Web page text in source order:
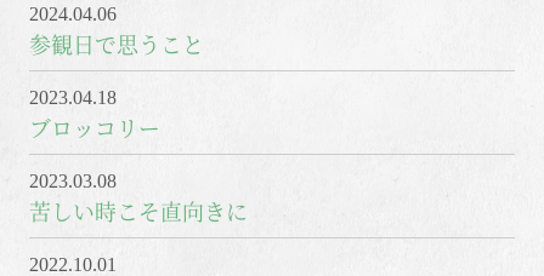
2024.04.06
参観日で思うこと
2023.04.18
ブロッコリー
2023.03.08
苦しい時こそ直向きに
2022.10.01